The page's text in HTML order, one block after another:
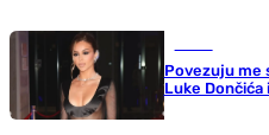
Povezuju me
Luke Dončića